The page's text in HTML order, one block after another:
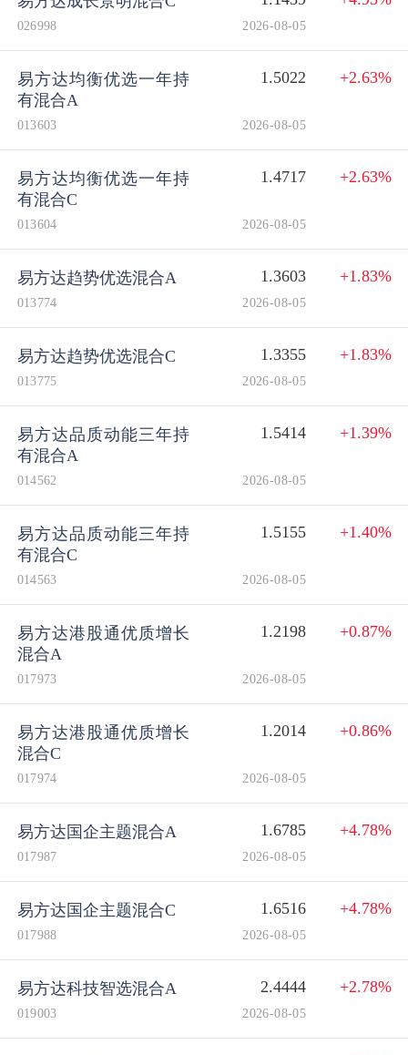
026998 2026-08-05
易方达均衡优选一年持
有混合A
1.5022 +2.63%
013603 2026-08-05
易方达均衡优选一年持
有混合C
1.4717 +2.63%
013604 2026-08-05
易方达趋势优选混合A 1.3603 +1.83%
013774 2026-08-05
易方达趋势优选混合C 1.3355 +1.83%
013775 2026-08-05
易方达品质动能三年持
有混合A
1.5414 +1.39%
014562 2026-08-05
易方达品质动能三年持
有混合C
1.5155 +1.40%
014563 2026-08-05
易方达港股通优质增长
混合A
1.2198 +0.87%
017973 2026-08-05
易方达港股通优质增长
混合C
1.2014 +0.86%
017974 2026-08-05
易方达国企主题混合A 1.6785 +4.78%
017987 2026-08-05
易方达国企主题混合C 1.6516 +4.78%
017988 2026-08-05
易方达科技智选混合A 2.4444 +2.78%
019003 2026-08-05